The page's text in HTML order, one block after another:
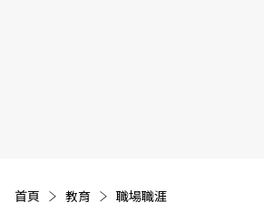
首頁 教育 職場職涯